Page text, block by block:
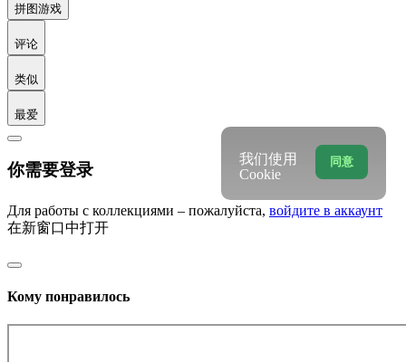
拼图游戏
评论
类似
最爱
你需要登录
Для работы с коллекциями – пожалуйста, войдите в аккаунт
在新窗口中打开
Кому понравилось
同意
我们使用
Cookie